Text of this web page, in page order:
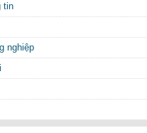
tin
nghiệp